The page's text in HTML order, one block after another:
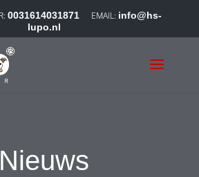
0031614031871
info@hs-
lupo.nl
Nieuws